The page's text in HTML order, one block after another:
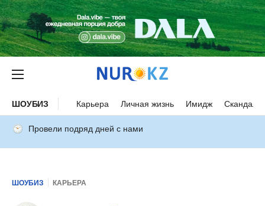
ШОУБИЗ Карьера Личная жизнь Имидж Скандалы
Провели подряд дней с нами
ШОУБИЗ КАРЬЕРА